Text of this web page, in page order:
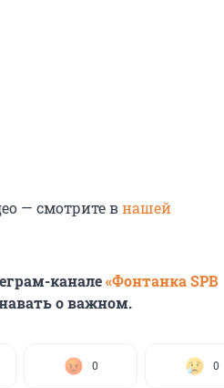
— смотрите внашей
канале«Фонтанка SPB
о важном.
0 0